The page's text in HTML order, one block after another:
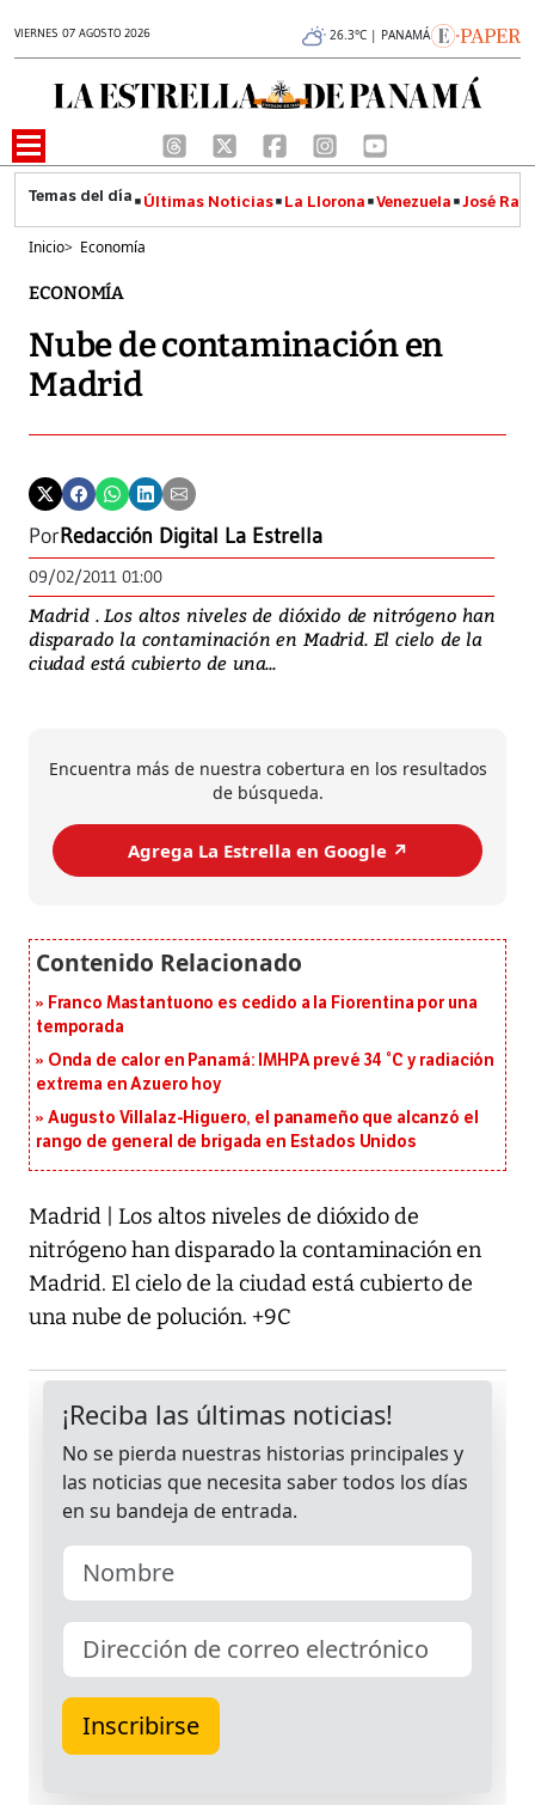
VIERNES 07 AGOSTO 2026 26.3°C | PANAMÁ
Últimas Noticias La Llorona Venezuela José
Inicio> Economía
ECONOMÍA
Nube de contaminación en
Madrid
PorRedacción Digital La Estrella
09/02/2011 01:00
Madrid . Los altos niveles de dióxido de nitrógeno han
disparado la contaminación en Madrid. El cielo de la
ciudad está cubierto de una...
Encuentra más de nuestra cobertura en los resultados
de búsqueda.
Agrega La Estrella en Google ↗️
Franco Mastantuono es cedido a la Fiorentina por una
temporada
Onda de calor en Panamá: IMHPA prevé 34 °C y radiación
extrema en Azuero hoy
Augusto Villalaz-Higuero, el panameño que alcanzó el
rango de general de brigada en Estados Unidos
Madrid | Los altos niveles de dióxido de
nitrógeno han disparado la contaminación en
Madrid. El cielo de la ciudad está cubierto de
una nube de polución. +9C